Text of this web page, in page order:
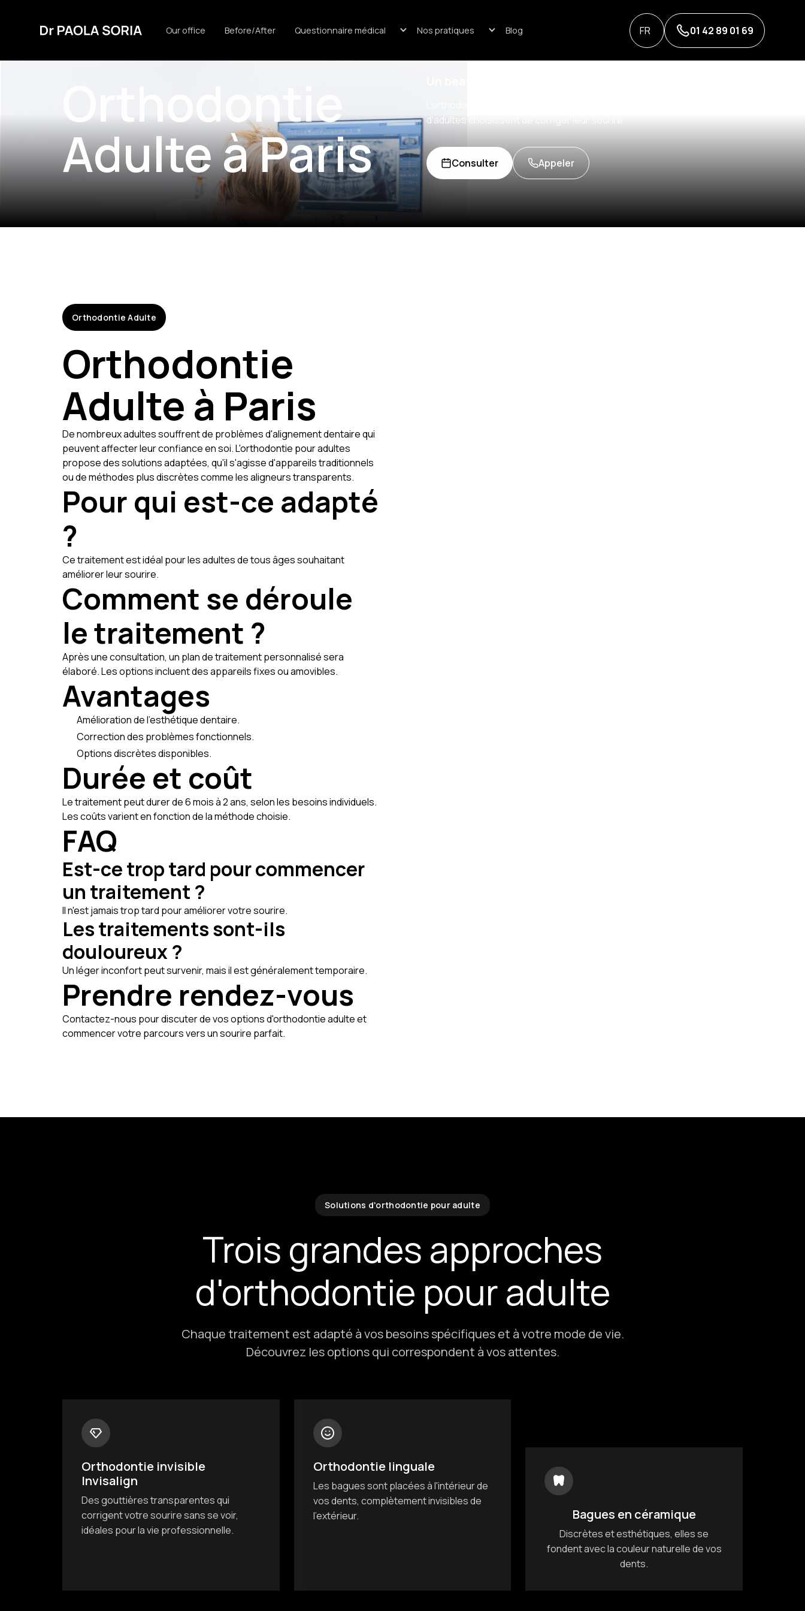
Our office Before/After Questionnaire médical Nos pratiques Blog FR 01 42 89 01 69
Orthodontie
Adulte à Paris
d'adultes choisissent de corriger leur sourire.
Consulter Appeler
Orthodontie Adulte
Orthodontie
Adulte à Paris
De nombreux adultes souffrent de problèmes d'alignement dentaire qui
peuvent affecter leur confiance en soi. L'orthodontie pour adultes
propose des solutions adaptées, qu'il s'agisse d'appareils traditionnels
ou de méthodes plus discrètes comme les aligneurs transparents.
Pour qui est-ce adapté
?
Ce traitement est idéal pour les adultes de tous âges souhaitant
améliorer leur sourire.
Comment se déroule
le traitement ?
Après une consultation, un plan de traitement personnalisé sera
élaboré. Les options incluent des appareils fixes ou amovibles.
Avantages
Amélioration de l'esthétique dentaire.
Correction des problèmes fonctionnels.
Options discrètes disponibles.
Durée et coût
Le traitement peut durer de 6 mois à 2 ans, selon les besoins individuels.
Les coûts varient en fonction de la méthode choisie.
FAQ
Est-ce trop tard pour commencer
un traitement ?
Il n'est jamais trop tard pour améliorer votre sourire.
Les traitements sont-ils
douloureux ?
Un léger inconfort peut survenir, mais il est généralement temporaire.
Prendre rendez-vous
Contactez-nous pour discuter de vos options d'orthodontie adulte et
commencer votre parcours vers un sourire parfait.
Solutions d'orthodontie pour adulte
Trois grandes approches
d'orthodontie pour adulte
Chaque traitement est adapté à vos besoins spécifiques et à votre mode de vie.
Découvrez les options qui correspondent à vos attentes.
Orthodontie invisible
Invisalign
Des gouttières transparentes qui
corrigent votre sourire sans se voir,
idéales pour la vie professionnelle.
Orthodontie linguale
Les bagues sont placées à l'intérieur de
vos dents, complètement invisibles de
l'extérieur.
Bagues en céramique
Discrètes et esthétiques, elles se
fondent avec la couleur naturelle de vos
dents.